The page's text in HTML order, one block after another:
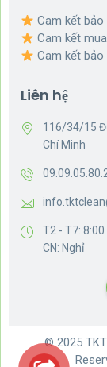
Cam kết
Cam kết
Cam kết
Liên hệ
116/34/15
Chí Minh
T2 - T7:
CN: Nghỉ
© 2025